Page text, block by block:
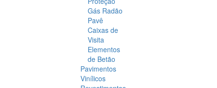
Gás Radão
Pavê
Caixas de
Visita
Elementos
de Betão
Pavimentos
Vinílicos